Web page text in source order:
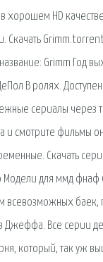
хорошем HD
Скачать
Grimm Год
В ролях.
сериалы через
и смотрите фильмы
Скачать
для ммд фнаф
всевозможных
Джеффа. Все серии
который, так уж